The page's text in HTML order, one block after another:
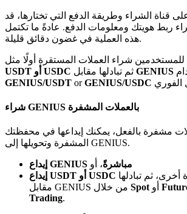
تعرف على كيفية كسب الدخل السلبي
Bitrue
AI
شركاء بيترو
على قناة الشراء وطريقة الدفع التي تختارها، قد
ربط هويتك ومعلومات الدفع. عادةً ما تكتمل
هذه العملية في غضون دقائق قليلة.
شراء العملات المستقرة أولًا مثل
USDT أو USDC
GENIUS
GENIUS/USDT orGENIUS/USDC
شراء GENIUS بالعملات المشفرة
مشفرة بالفعل، يمكنك إيداعها في محفظتك
المشفرة وتحويلها إلى GENIUS.
إيداع GENIUS مباشرةً، أو
إيداع USDT أو USDC
Spot
Trading.